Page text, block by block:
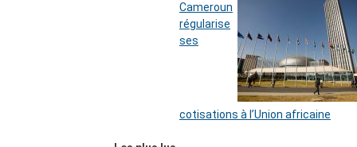
Cameroun
régularise
ses
cotisations à l’Union africaine